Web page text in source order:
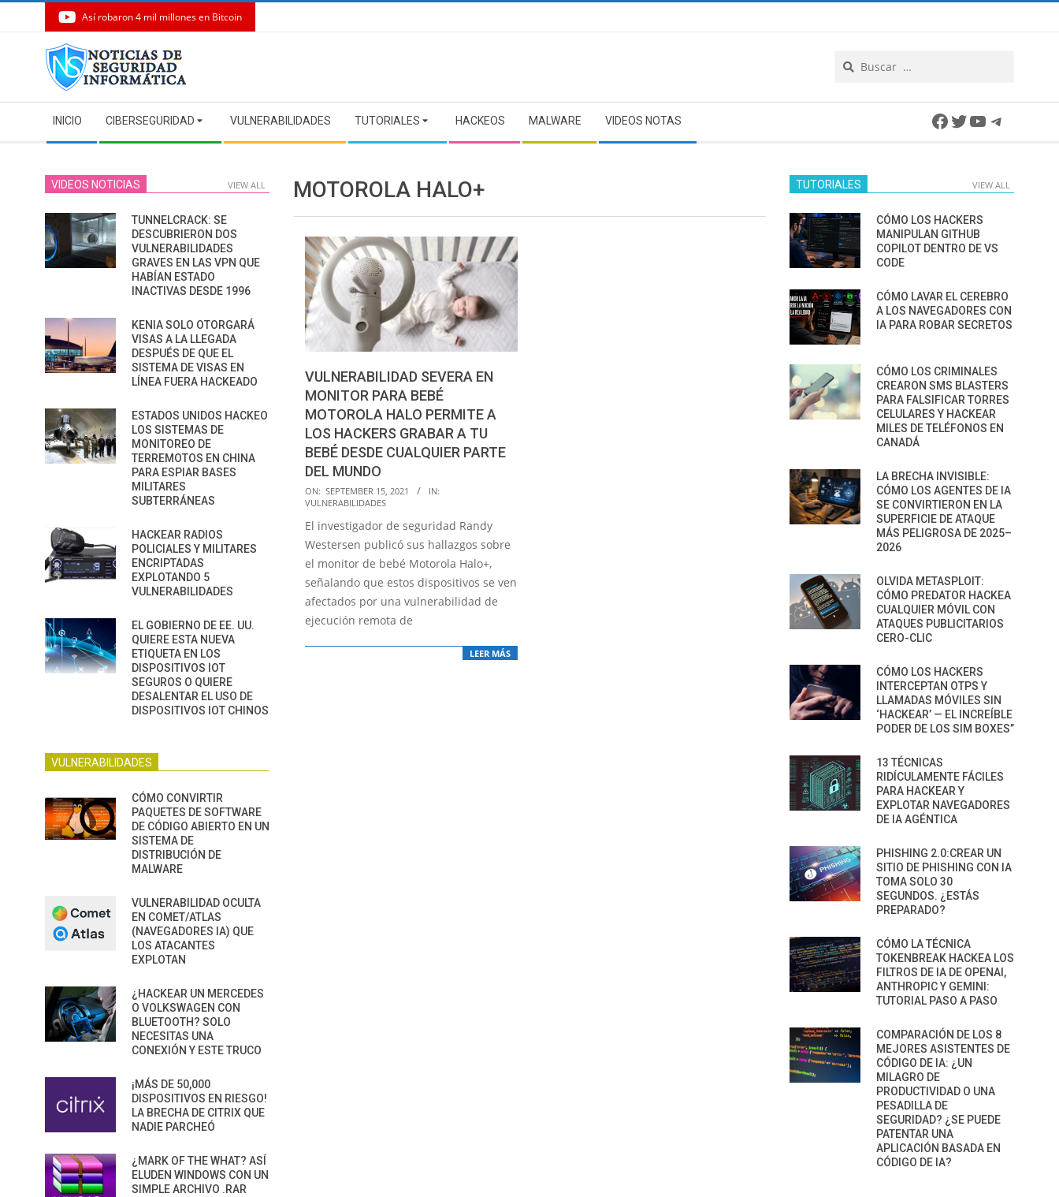
Así robaron 4 mil millones en Bitcoin
Navigation
Menu
INICIO CIBERSEGURIDAD VULNERABILIDADES TUTORIALES HACKEOS MALWARE VIDEOS NOTAS Facebook
Twitter
YouTube
MOTOROLA HALO+
VULNERABILIDAD SEVERA EN
MONITOR PARA BEBÉ
MOTOROLA HALO PERMITE A
LOS HACKERS GRABAR A TU
BEBÉ DESDE CUALQUIER PARTE
DEL MUNDO
2021-
09-
15
ON: SEPTEMBER 15, 2021
IN:
VULNERABILIDADES
El investigador de seguridad Randy
Westersen publicó sus hallazgos sobre
el monitor de bebé Motorola Halo+,
señalando que estos dispositivos se ven
afectados por una vulnerabilidad de
ejecución remota de
LEER MÁS
VIDEOS NOTICIAS VIEW ALL
TUNNELCRACK: SE
DESCUBRIERON DOS
VULNERABILIDADES
GRAVES EN LAS VPN QUE
HABÍAN ESTADO
INACTIVAS DESDE 1996
KENIA SOLO OTORGARÁ
VISAS A LA LLEGADA
DESPUÉS DE QUE EL
SISTEMA DE VISAS EN
LÍNEA FUERA HACKEADO
ESTADOS UNIDOS HACKEO
LOS SISTEMAS DE
MONITOREO DE
TERREMOTOS EN CHINA
PARA ESPIAR BASES
MILITARES
SUBTERRÁNEAS
HACKEAR RADIOS
POLICIALES Y MILITARES
ENCRIPTADAS
EXPLOTANDO 5
VULNERABILIDADES
EL GOBIERNO DE EE. UU.
QUIERE ESTA NUEVA
ETIQUETA EN LOS
DISPOSITIVOS IOT
SEGUROS O QUIERE
DESALENTAR EL USO DE
DISPOSITIVOS IOT CHINOS
VULNERABILIDADES
CÓMO CONVIRTIR
PAQUETES DE SOFTWARE
DE CÓDIGO ABIERTO EN UN
SISTEMA DE
DISTRIBUCIÓN DE
MALWARE
VULNERABILIDAD OCULTA
EN COMET/ATLAS
(NAVEGADORES IA) QUE
LOS ATACANTES
EXPLOTAN
¿HACKEAR UN MERCEDES
O VOLKSWAGEN CON
BLUETOOTH? SOLO
NECESITAS UNA
CONEXIÓN Y ESTE TRUCO
¡MÁS DE 50,000
DISPOSITIVOS EN RIESGO!
LA BRECHA DE CITRIX QUE
NADIE PARCHEÓ
¿MARK OF THE WHAT? ASÍ
ELUDEN WINDOWS CON UN
SIMPLE ARCHIVO .RAR
TUTORIALES VIEW ALL
CÓMO LOS HACKERS
MANIPULAN GITHUB
COPILOT DENTRO DE VS
CODE
CÓMO LAVAR EL CEREBRO
A LOS NAVEGADORES CON
IA PARA ROBAR SECRETOS
CÓMO LOS CRIMINALES
CREARON SMS BLASTERS
PARA FALSIFICAR TORRES
CELULARES Y HACKEAR
MILES DE TELÉFONOS EN
CANADÁ
LA BRECHA INVISIBLE:
CÓMO LOS AGENTES DE IA
SE CONVIRTIERON EN LA
SUPERFICIE DE ATAQUE
MÁS PELIGROSA DE 2025–
2026
OLVIDA METASPLOIT:
CÓMO PREDATOR HACKEA
CUALQUIER MÓVIL CON
ATAQUES PUBLICITARIOS
CERO-CLIC
CÓMO LOS HACKERS
INTERCEPTAN OTPS Y
LLAMADAS MÓVILES SIN
‘HACKEAR’ — EL INCREÍBLE
PODER DE LOS SIM BOXES”
13 TÉCNICAS
RIDÍCULAMENTE FÁCILES
PARA HACKEAR Y
EXPLOTAR NAVEGADORES
DE IA AGÉNTICA
PHISHING 2.0:CREAR UN
SITIO DE PHISHING CON IA
TOMA SOLO 30
SEGUNDOS. ¿ESTÁS
PREPARADO?
CÓMO LA TÉCNICA
TOKENBREAK HACKEA LOS
FILTROS DE IA DE OPENAI,
ANTHROPIC Y GEMINI:
TUTORIAL PASO A PASO
COMPARACIÓN DE LOS 8
MEJORES ASISTENTES DE
CÓDIGO DE IA: ¿UN
MILAGRO DE
PRODUCTIVIDAD O UNA
PESADILLA DE
SEGURIDAD? ¿SE PUEDE
PATENTAR UNA
APLICACIÓN BASADA EN
CÓDIGO DE IA?